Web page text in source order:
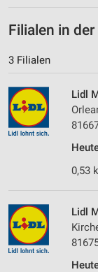
Filialen in
3 Filialen
Lidl
0,53
Lidl
Werbung